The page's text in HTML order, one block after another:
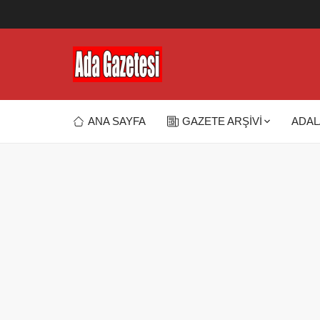
ANA SAYFA GAZETE ARŞİVİ